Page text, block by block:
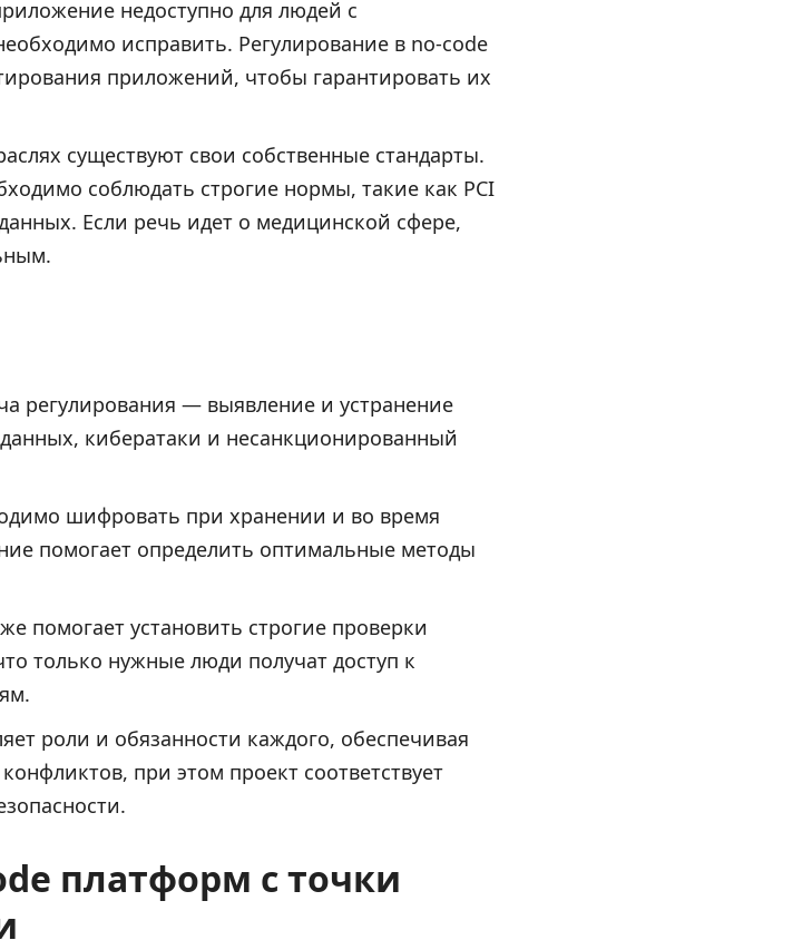
недоступно для людей с
исправить. Регулирование в no-code
приложений, чтобы гарантировать их
существуют свои собственные стандарты.
соблюдать строгие нормы, такие как PCI
Если речь идет о медицинской сфере,
регулирования — выявление и устранение
кибератаки и несанкционированный
шифровать при хранении и во время
помогает определить оптимальные методы
помогает установить строгие проверки
только нужные люди получат доступ к
роли и обязанности каждого, обеспечивая
при этом проект соответствует
платформ с точки